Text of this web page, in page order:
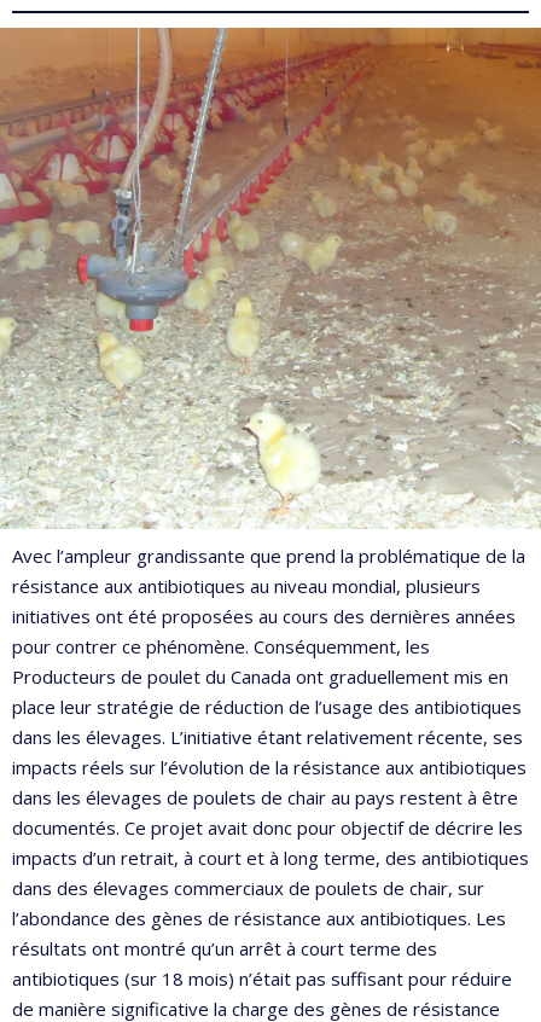
Avec l’ampleur grandissante que prend la problématique de la
résistance aux antibiotiques au niveau mondial, plusieurs
initiatives ont été proposées au cours des dernières années
pour contrer ce phénomène. Conséquemment, les
Producteurs de poulet du Canada ont graduellement mis en
place leur stratégie de réduction de l’usage des antibiotiques
dans les élevages. L’initiative étant relativement récente, ses
impacts réels sur l’évolution de la résistance aux antibiotiques
dans les élevages de poulets de chair au pays restent à être
documentés. Ce projet avait donc pour objectif de décrire les
impacts d’un retrait, à court et à long terme, des antibiotiques
dans des élevages commerciaux de poulets de chair, sur
l’abondance des gènes de résistance aux antibiotiques. Les
résultats ont montré qu’un arrêt à court terme des
antibiotiques (sur 18 mois) n’était pas suffisant pour réduire
de manière significative la charge des gènes de résistance